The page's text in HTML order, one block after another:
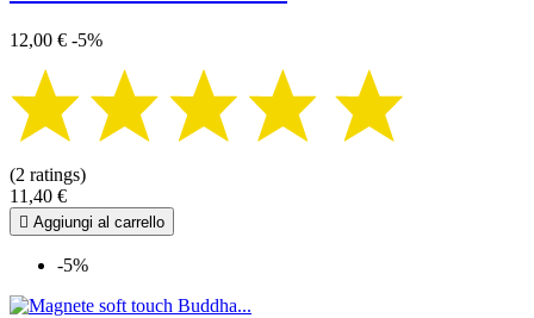
12,00 € -5%
(2 ratings)
11,40 €
 Aggiungi al carrello
-5%